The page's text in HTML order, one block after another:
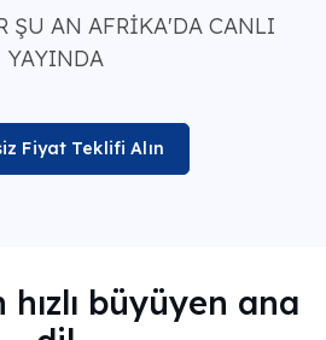
ŞU AN AFRİKA'DA CANLI
YAYINDA
Fiyat Teklifi Alın
büyüyen ana